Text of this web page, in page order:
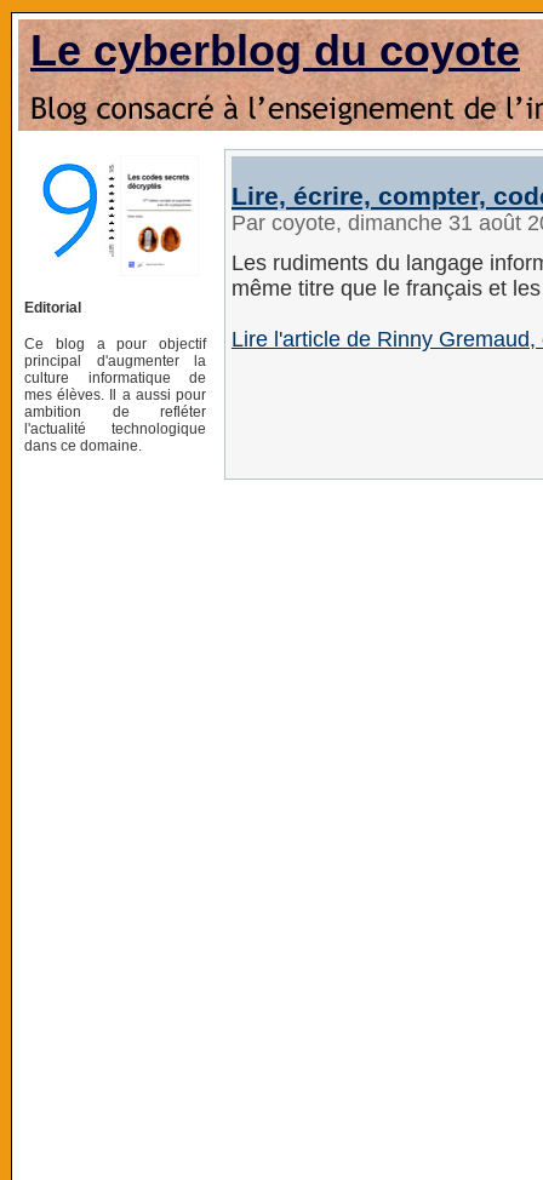
Le cyberblog du coyote
Editorial
Ce blog a pour objectif
principal d'augmenter la
culture informatique de
mes élèves. Il a aussi pour
ambition de refléter
l'actualité technologique
dans ce domaine.
Lire, écrire, compter,
Par coyote, dimanche 31 août
Les rudiments du langage
même titre que le français et
Lire l'article de Rinny Gremaud,